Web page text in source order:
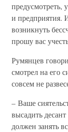
и предприятия.
возникнуть
прошу вас
Румянцев
смотрел на его
совсем не
– Ваше
высадить
должен занять